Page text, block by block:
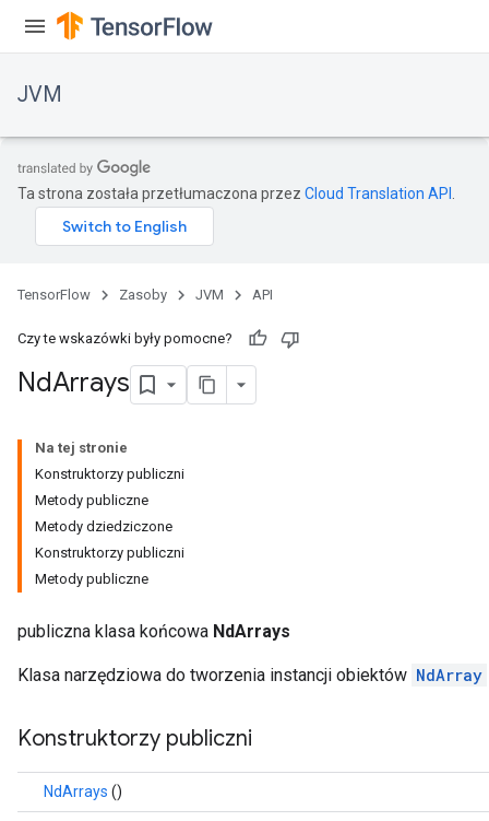
JVM
Ta strona została przetłumaczona przez Cloud Translation API
TensorFlow Zasoby JVM API
Czy te wskazówki były pomocne?
NdArrays
Na tej stronie
Konstruktorzy publiczni
Metody publiczne
Metody dziedziczone
Konstruktorzy publiczni
Metody publiczne
publiczna klasa końcowa NdArrays
Klasa narzędziowa do tworzenia instancji obiektów NdArray
Konstruktorzy publiczni
NdArrays ()